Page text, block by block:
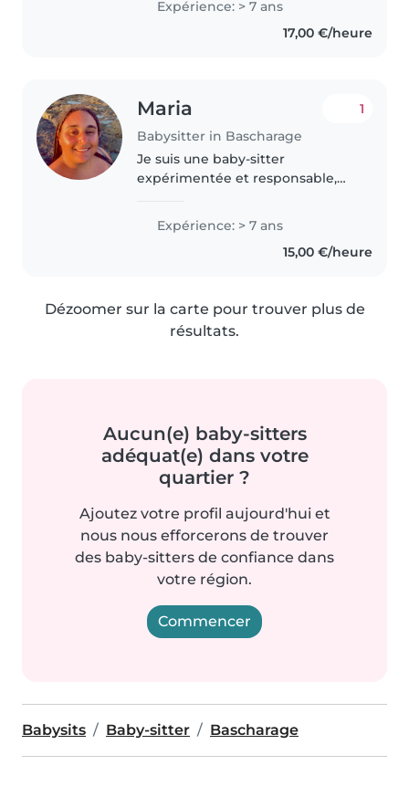
aux écoliers. Je suis très
compétente dans des activités..
Expérience: > 7 ans
17,00 €/heure
Maria
Babysitter in Bascharage
1
Je suis une baby-sitter
expérimentée et responsable,
des enfants de tous âges - des
bébés aux écoliers. Passionnée
et patiente, je suis à l'aise pour..
Expérience: > 7 ans
15,00 €/heure
Dézoomer sur la carte pour trouver plus de
résultats.
Aucun(e) baby-sitters
adéquat(e) dans votre
quartier ?
Ajoutez votre profil aujourd'hui et
nous nous efforcerons de trouver
des baby-sitters de confiance dans
votre région.
Commencer
Babysits Baby-sitter Bascharage